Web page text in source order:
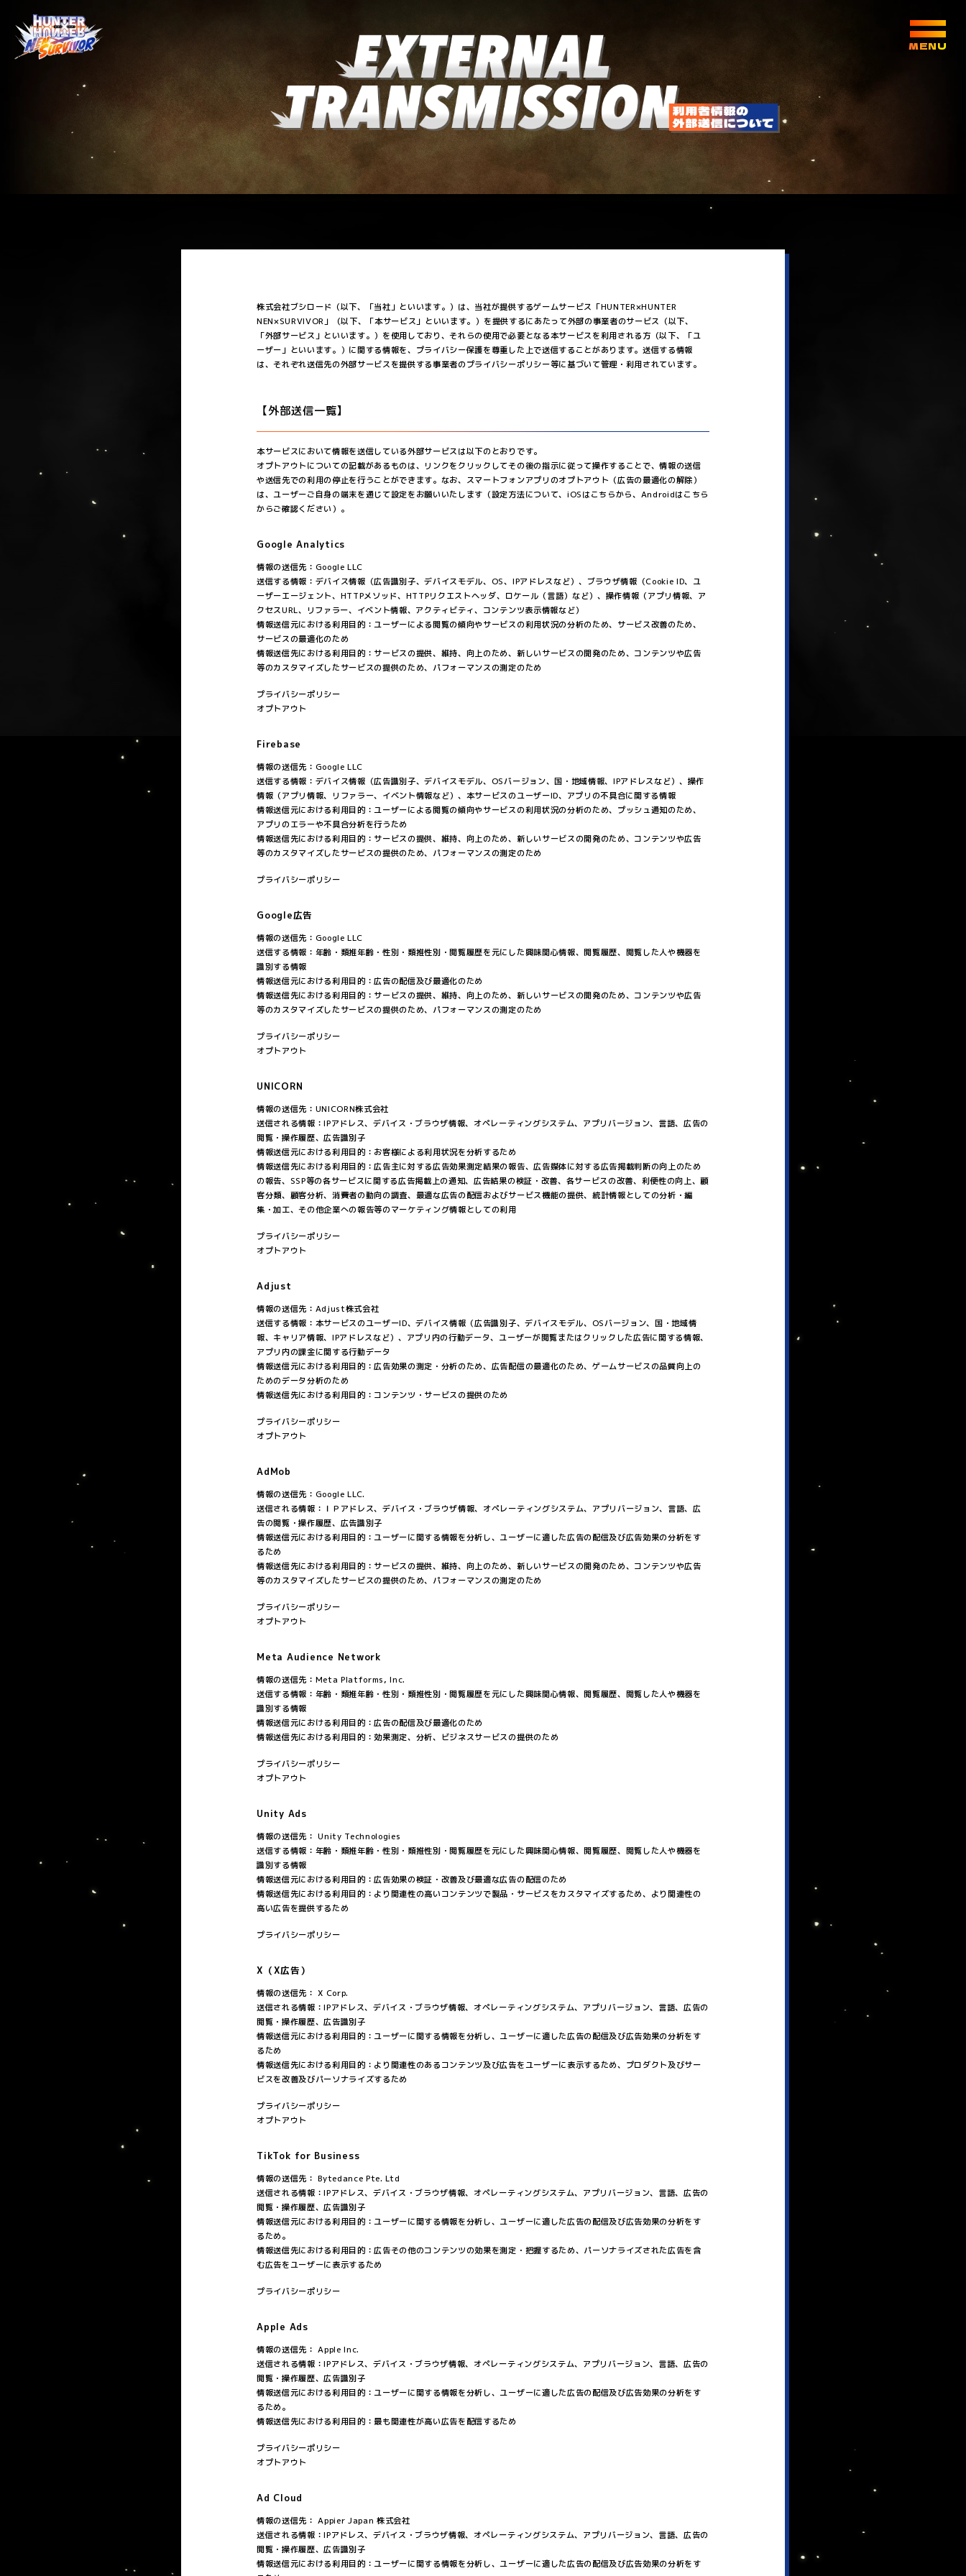
株式会社ブシロード（以下、「当社」といいます。）は、当社が提供するゲームサービス「HUNTER×HUNTER
NEN×SURVIVOR」（以下、「本サービス」といいます。）を提供するにあたって外部の事業者のサービス（以下、
「外部サービス」といいます。）を使用しており、それらの使用で必要となる本サービスを利用される方（以下、「ユ
ーザー」といいます。）に関する情報を、プライバシー保護を尊重した上で送信することがあります。送信する情報
は、それぞれ送信先の外部サービスを提供する事業者のプライバシーポリシー等に基づいて管理・利用されています。
【外部送信一覧】
本サービスにおいて情報を送信している外部サービスは以下のとおりです。
オプトアウトについての記載があるものは、リンクをクリックしてその後の指示に従って操作することで、情報の送信
や送信先での利用の停止を行うことができます。なお、スマートフォンアプリのオプトアウト（広告の最適化の解除）
は、ユーザーご自身の端末を通じて設定をお願いいたします（設定方法について、iOSはこちらから、Androidはこちら
からご確認ください）。
Google Analytics
情報の送信先：Google LLC
送信する情報：デバイス情報（広告識別子、デバイスモデル、OS、IPアドレスなど）、ブラウザ情報（Cookie ID、ユ
ーザーエージェント、HTTPメソッド、HTTPリクエストヘッダ、ロケール（言語）など）、操作情報（アプリ情報、ア
クセスURL、リファラー、イベント情報、アクティビティ、コンテンツ表示情報など）
情報送信元における利用目的：ユーザーによる閲覧の傾向やサービスの利用状況の分析のため、サービス改善のため、
サービスの最適化のため
情報送信先における利用目的：サービスの提供、維持、向上のため、新しいサービスの開発のため、コンテンツや広告
等のカスタマイズしたサービスの提供のため、パフォーマンスの測定のため
プライバシーポリシー
オプトアウト
Firebase
情報の送信先：Google LLC
送信する情報：デバイス情報（広告識別子、デバイスモデル、OSバージョン、国・地域情報、IPアドレスなど）、操作
情報（アプリ情報、リファラー、イベント情報など）、本サービスのユーザーID、アプリの不具合に関する情報
情報送信元における利用目的：ユーザーによる閲覧の傾向やサービスの利用状況の分析のため、プッシュ通知のため、
アプリのエラーや不具合分析を行うため
情報送信先における利用目的：サービスの提供、維持、向上のため、新しいサービスの開発のため、コンテンツや広告
等のカスタマイズしたサービスの提供のため、パフォーマンスの測定のため
プライバシーポリシー
Google広告
情報の送信先：Google LLC
送信する情報：年齢・類推年齢・性別・類推性別・閲覧履歴を元にした興味関心情報、閲覧履歴、閲覧した人や機器を
識別する情報
情報送信元における利用目的：広告の配信及び最適化のため
情報送信先における利用目的：サービスの提供、維持、向上のため、新しいサービスの開発のため、コンテンツや広告
等のカスタマイズしたサービスの提供のため、パフォーマンスの測定のため
プライバシーポリシー
オプトアウト
UNICORN
情報の送信先：UNICORN株式会社
送信される情報：IPアドレス、デバイス・ブラウザ情報、オペレーティングシステム、アプリバージョン、言語、広告の
閲覧・操作履歴、広告識別子
情報送信元における利用目的：お客様による利用状況を分析するため
情報送信先における利用目的：広告主に対する広告効果測定結果の報告、広告媒体に対する広告掲載判断の向上のため
の報告、SSP等の各サービスに関する広告掲載上の通知、広告結果の検証・改善、各サービスの改善、利便性の向上、顧
客分類、顧客分析、消費者の動向の調査、最適な広告の配信およびサービス機能の提供、統計情報としての分析・編
集・加工、その他企業への報告等のマーケティング情報としての利用
プライバシーポリシー
オプトアウト
Adjust
情報の送信先：Adjust株式会社
送信する情報：本サービスのユーザーID、デバイス情報（広告識別子、デバイスモデル、OSバージョン、国・地域情
報、キャリア情報、IPアドレスなど）、アプリ内の行動データ、ユーザーが閲覧またはクリックした広告に関する情報、
アプリ内の課金に関する行動データ
情報送信元における利用目的：広告効果の測定・分析のため、広告配信の最適化のため、ゲームサービスの品質向上の
ためのデータ分析のため
情報送信先における利用目的：コンテンツ・サービスの提供のため
プライバシーポリシー
オプトアウト
AdMob
情報の送信先：Google LLC.
送信される情報：ＩＰアドレス、デバイス・ブラウザ情報、オペレーティングシステム、アプリバージョン、言語、広
告の閲覧・操作履歴、広告識別子
情報送信元における利用目的：ユーザーに関する情報を分析し、ユーザーに適した広告の配信及び広告効果の分析をす
るため
情報送信先における利用目的：サービスの提供、維持、向上のため、新しいサービスの開発のため、コンテンツや広告
等のカスタマイズしたサービスの提供のため、パフォーマンスの測定のため
プライバシーポリシー
オプトアウト
Meta Audience Network
情報の送信先：Meta Platforms, Inc.
送信する情報：年齢・類推年齢・性別・類推性別・閲覧履歴を元にした興味関心情報、閲覧履歴、閲覧した人や機器を
識別する情報
情報送信元における利用目的：広告の配信及び最適化のため
情報送信先における利用目的：効果測定、分析、ビジネスサービスの提供のため
プライバシーポリシー
オプトアウト
Unity Ads
情報の送信先： Unity Technologies
送信する情報：年齢・類推年齢・性別・類推性別・閲覧履歴を元にした興味関心情報、閲覧履歴、閲覧した人や機器を
識別する情報
情報送信元における利用目的：広告効果の検証・改善及び最適な広告の配信のため
情報送信先における利用目的：より関連性の高いコンテンツで製品・サービスをカスタマイズするため、より関連性の
高い広告を提供するため
プライバシーポリシー
X（X広告）
情報の送信先： X Corp.
送信される情報：IPアドレス、デバイス・ブラウザ情報、オペレーティングシステム、アプリバージョン、言語、広告の
閲覧・操作履歴、広告識別子
情報送信元における利用目的：ユーザーに関する情報を分析し、ユーザーに適した広告の配信及び広告効果の分析をす
るため
情報送信先における利用目的：より関連性のあるコンテンツ及び広告をユーザーに表示するため、プロダクト及びサー
ビスを改善及びパーソナライズするため
プライバシーポリシー
オプトアウト
TikTok for Business
情報の送信先： Bytedance Pte. Ltd
送信される情報：IPアドレス、デバイス・ブラウザ情報、オペレーティングシステム、アプリバージョン、言語、広告の
閲覧・操作履歴、広告識別子
情報送信元における利用目的：ユーザーに関する情報を分析し、ユーザーに適した広告の配信及び広告効果の分析をす
るため。
情報送信先における利用目的：広告その他のコンテンツの効果を測定・把握するため、パーソナライズされた広告を含
む広告をユーザーに表示するため
プライバシーポリシー
Apple Ads
情報の送信先： Apple Inc.
送信される情報：IPアドレス、デバイス・ブラウザ情報、オペレーティングシステム、アプリバージョン、言語、広告の
閲覧・操作履歴、広告識別子
情報送信元における利用目的：ユーザーに関する情報を分析し、ユーザーに適した広告の配信及び広告効果の分析をす
るため。
情報送信先における利用目的：最も関連性が高い広告を配信するため
プライバシーポリシー
オプトアウト
Ad Cloud
情報の送信先： Appier Japan 株式会社
送信される情報：IPアドレス、デバイス・ブラウザ情報、オペレーティングシステム、アプリバージョン、言語、広告の
閲覧・操作履歴、広告識別子
情報送信元における利用目的：ユーザーに関する情報を分析し、ユーザーに適した広告の配信及び広告効果の分析をす